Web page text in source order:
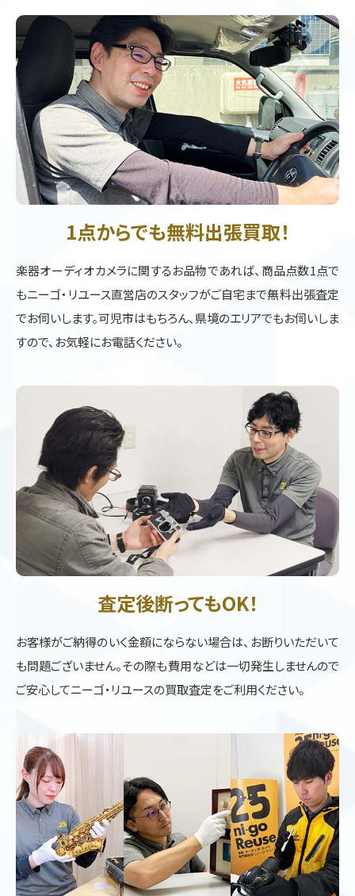
1点からでも無料出張買取！
楽器オーディオカメラに関するお品物であれば、商品点数1点で
もニーゴ・リユース直営店のスタッフがご自宅まで無料出張査定
でお伺いします。可児市はもちろん、県境のエリアでもお伺いしま
すので、お気軽にお電話ください。
査定後断ってもOK！
お客様がご納得のいく金額にならない場合は、お断りいただいて
も問題ございません。その際も費用などは一切発生しませんので
ご安心してニーゴ・リユースの買取査定をご利用ください。